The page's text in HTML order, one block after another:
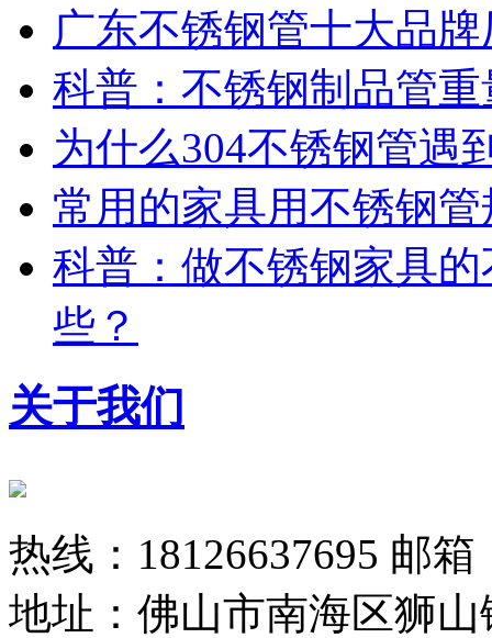
广东不锈钢管十大品
科普：不锈钢制品管
为什么304不锈钢管遇
常用的家具用不锈钢
科普：做不锈钢家具
些？
关于我们
热线：18126637695 邮箱
地址：佛山市南海区狮